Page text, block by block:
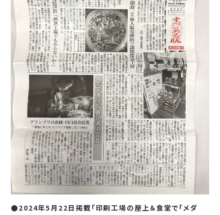
●2024年5月22日掲載「印刷工場の屋上＆食堂で「メダ